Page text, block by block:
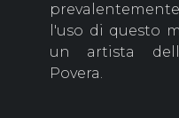
l'uso di questo
un artista
Povera.